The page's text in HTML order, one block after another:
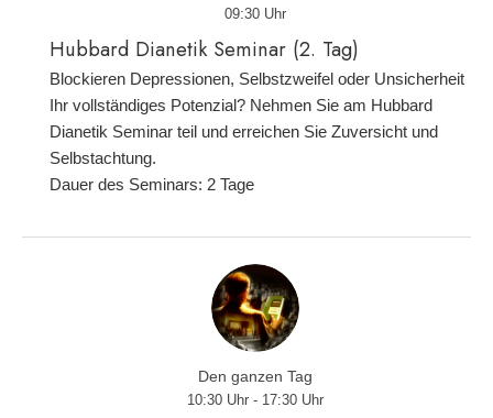
09:30 Uhr
Hubbard Dianetik Seminar (2. Tag)
Blockieren Depressionen, Selbstzweifel oder Unsicherheit
Ihr vollständiges Potenzial? Nehmen Sie am Hubbard
Dianetik Seminar teil und erreichen Sie Zuversicht und
Selbstachtung.
Dauer des Seminars: 2 Tage
Den ganzen Tag
10:30 Uhr - 17:30 Uhr